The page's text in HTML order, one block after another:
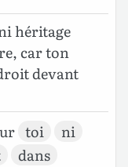
héritage
car ton
devant
toi
ni
dans